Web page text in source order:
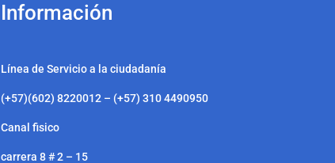
Información
Línea de Servicio a la ciudadanía
(+57)(602) 8220012 – (+57) 310 4490950
Canal fisico
carrera 8 # 2 – 15